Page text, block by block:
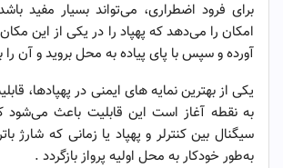
برای فرود اضطراری، می‌تواند بسیار مفید
امکان را می‌دهد که پهپاد را در یکی از این
آورده و سپس با پای پیاده به محل بروید و آن را
یکی از بهترین نمایه های ایمنی در پهپادها،
به نقطه آغاز است این قابلیت باعث
سیگنال بین کنترلر و پهپاد یا زمانی که شارژ
به‌طور خودکار به محل اولیه پرواز بازگردد .